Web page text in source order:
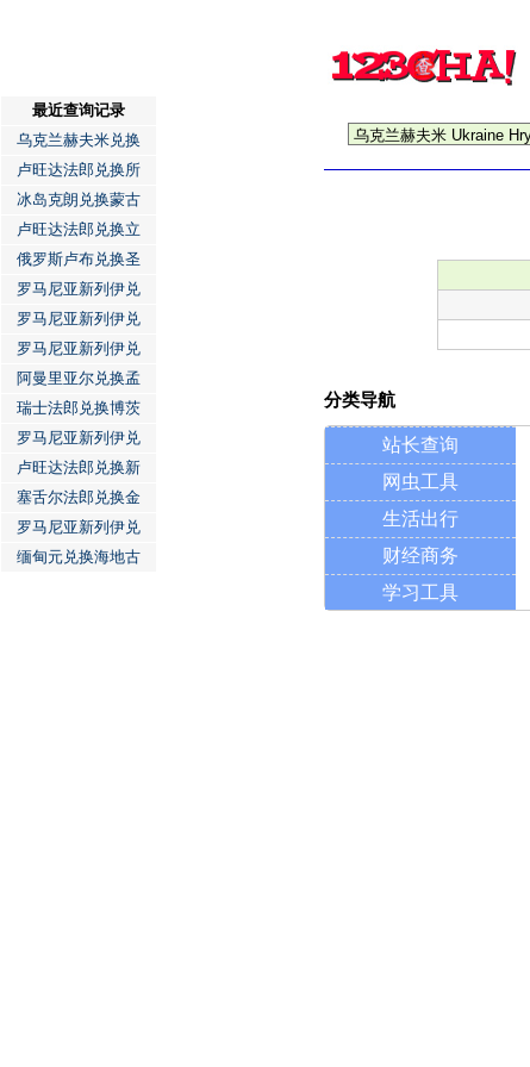
最近查询记录
乌克兰赫夫米兑换
卢旺达法郎兑换所
冰岛克朗兑换蒙古
卢旺达法郎兑换立
俄罗斯卢布兑换圣
罗马尼亚新列伊兑
罗马尼亚新列伊兑
罗马尼亚新列伊兑
阿曼里亚尔兑换孟
瑞士法郎兑换博茨
罗马尼亚新列伊兑
卢旺达法郎兑换新
塞舌尔法郎兑换金
罗马尼亚新列伊兑
缅甸元兑换海地古
分类导航
站长查询
网虫工具
生活出行
财经商务
学习工具